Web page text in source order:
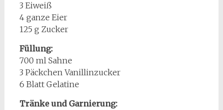
3 Eiweiß
4 ganze Eier
125 g Zucker
Füllung:
700 ml Sahne
3 Päckchen Vanillinzucker
6 Blatt Gelatine
Tränke und Garnierung: